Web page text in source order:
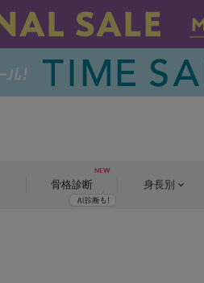
骨格診断 身長別